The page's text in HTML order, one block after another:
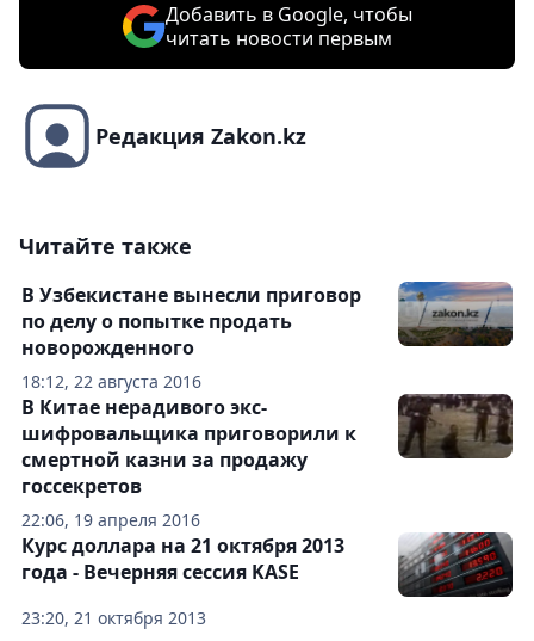
Добавить в Google, чтобы
читать новости первым
Редакция Zakon.kz
Читайте также
18:12, 22 августа 2016
В Узбекистане вынесли приговор
по делу о попытке продать
новорожденного
22:06, 19 апреля 2016
В Китае нерадивого экс-
шифровальщика приговорили к
смертной казни за продажу
госсекретов
23:20, 21 октября 2013
Курс доллара на 21 октября 2013
года - Вечерняя сессия KASE